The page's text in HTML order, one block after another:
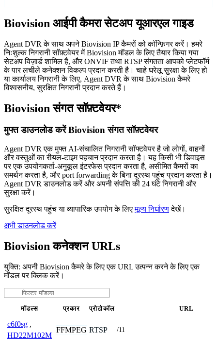
Biovision आईपी कैमरा सेटअप यूआरएल गाइड
Agent DVR के साथ अपने Biovision IP कैमरों को कॉन्फ़िगर करें। हमरे
निःशुल्क निगरानी सॉफ़्टवेयर में Biovision मॉडल के लिए तैयार किया गया
सेटअप विज़ार्ड शामिल है, और ONVIF तथा RTSP संगतता आपको प्लेटफॉर्म
के पार लचीले कनेक्शन विकल्प प्रदान करती है। चाहे घरेलू सुरक्षा के लिए हो
या कार्यालय निगरानी के लिए, Agent DVR के साथ Biovision कैमरे
विश्वसनीय, सुरक्षित निगरानी प्रदान करते हैं।
Biovision संगत सॉफ़्टवेयर*
मुफ्त डाउनलोड करें Biovision संगत सॉफ़्टवेयर
Agent DVR एक मुफ्त AI-संचालित निगरानी सॉफ्टवेयर है जो लोगों, वाहनों
और वस्तुओं का रीयल-टाइम पहचान प्रदान करता है। यह किसी भी डिवाइस
पर एक उपयोगकर्ता-अनुकूल इंटरफेस प्रदान करता है, असीमित कैमरों का
समर्थन करता है, और port forwarding के बिना दूरस्थ पहुंच प्रदान करता है।
Agent DVR डाउनलोड करें और अपनी संपत्ति की 24 घंटे निगरानी और
सुरक्षा करें।
सुरक्षित दूरस्थ पहुंच या व्यापारिक उपयोग के लिएमूल्य निर्धारणदेखें।
अभी डाउनलोड करें
Biovision कनेक्शन URLs
युक्ति: अपनी Biovision कैमरे के लिए एक URL उत्पन्न करने के लिए एक
मॉडल पर क्लिक करें।
मॉडल्स प्रकार प्रोटोकॉल URL
c6f0sg ,
HD22M102M
FFMPEG RTSP /11